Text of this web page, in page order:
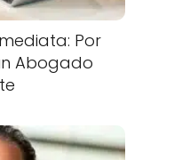
Por
Abogado